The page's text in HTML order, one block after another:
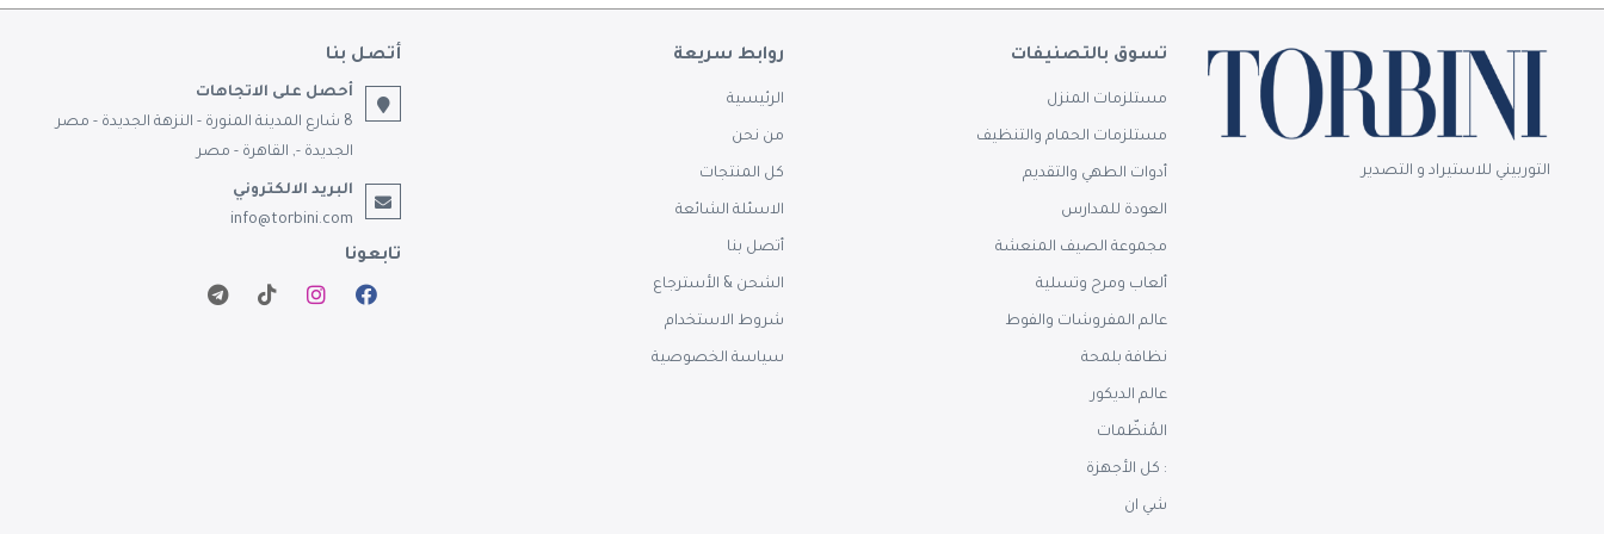
التوربيني للاستيراد و التصدير
تسوق بالتصنيفات
مستلزمات المنزل
مستلزمات الحمام والتنظيف
أدوات الطهي والتقديم
العودة للمدارس
مجموعة الصيف المنعشة
ألعاب ومرح وتسلية
عالم المفروشات والفوط
نظافة بلمحة
عالم الديكور
المُنظّمات
: كل الأجهزة
شي ان
روابط سريعة
الرئيسية
من نحن
كل المنتجات
الاسئلة الشائعة
أتصل بنا
الشحن & الأسترجاع
شروط الاستخدام
سياسة الخصوصية
أتصل بنا
أحصل على الاتجاهات
8 شارع المدينة المنورة - النزهة الجديدة - مصر
الجديدة -, القاهرة - مصر
البريد الالكتروني
info@torbini.com
تابعونا